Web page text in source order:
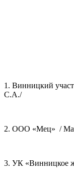
1. Винницкий
С.А./
2. ООО «Мец» /
3. УК «Винницкое